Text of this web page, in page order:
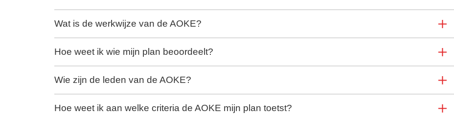
Wat is de werkwijze van de AOKE?
Hoe weet ik wie mijn plan beoordeelt?
Wie zijn de leden van de AOKE?
Hoe weet ik aan welke criteria de AOKE mijn plan toetst?